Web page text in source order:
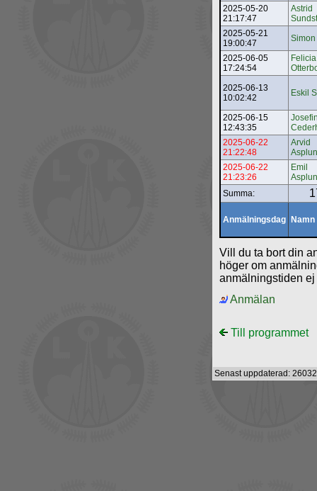
2025-05-20
21:17:47
Astrid
2025-05-21
19:00:47
2025-06-05
17:24:54
Felicia
2025-06-13
10:02:42
Eskil
2025-06-15
12:43:35
2025-06-22
21:22:48
Arvid
2025-06-22
21:23:26
Emil
Summa:
Anmälningsdag Namn
Vill du ta bort din
höger om
anmälningstiden ej
Anmälan
Till programmet
Senast uppdaterad: